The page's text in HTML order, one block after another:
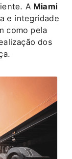
A Miami
e integridade
como pela
dos